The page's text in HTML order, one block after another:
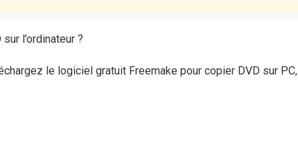
l’ordinateur ?
le logiciel gratuit Freemake pour copier DVD sur PC,